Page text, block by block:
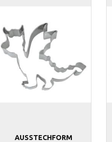
AUSSTECHFORM